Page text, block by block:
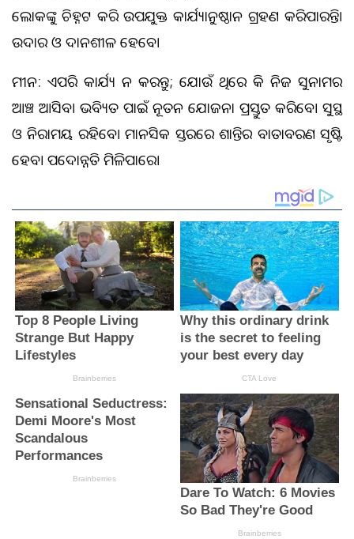
ଲୋକଙ୍କୁ ଚିହ୍ନଟ କରି ଉପଯୁକ୍ତ କାର୍ଯ୍ୟାନୁଷ୍ଠାନ ଗ୍ରହଣ କରିପାରନ୍ତି।
ଉଦାର ଓ ଦାନଶୀଳ ହେବେ।
ମୀନ: ଏପରି କାର୍ଯ୍ୟ ନ କରନ୍ତୁ; ଯୋଉଁ ଥିରେ କି ନିଜ ସୁନାମର
ଆଞ୍ଚ ଆସିବ। ଭବିଷ୍ୟତ ପାଇଁ ନୂତନ ଯୋଜନା ପ୍ରସ୍ତୁତ କରିବେ। ସୁସ୍ଥ
ଓ ନିରାମୟ ରହିବେ। ମାନସିକ ସ୍ତରରେ ଶାନ୍ତିର ବାତାବରଣ ସୃଷ୍ଟି
ହେବ। ପଦୋନ୍ନତି ମିଳିପାରେ।